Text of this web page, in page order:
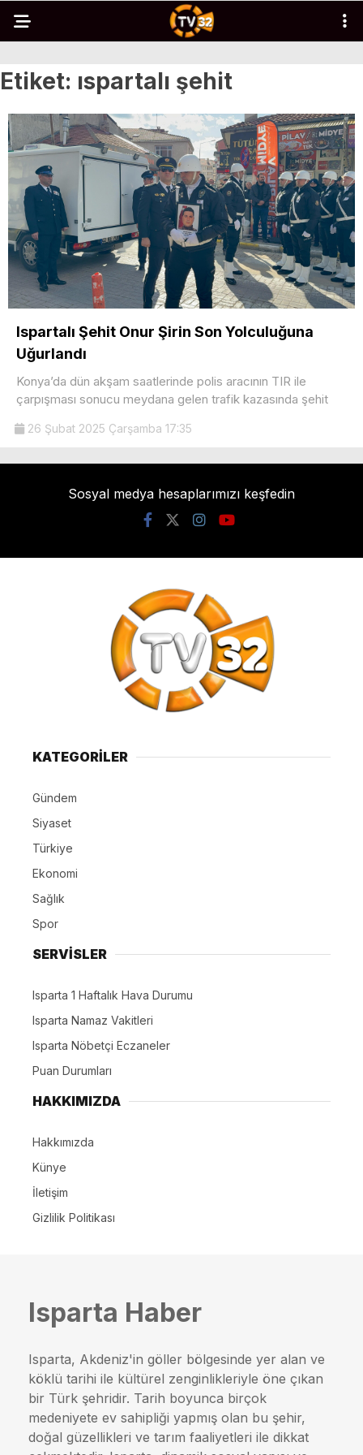
Etiket: ıspartalı şehit
Ispartalı Şehit Onur Şirin Son Yolculuğuna
Uğurlandı
Konya’da dün akşam saatlerinde polis aracının TIR ile
çarpışması sonucu meydana gelen trafik kazasında şehit
26 Şubat 2025 Çarşamba 17:35
Sosyal medya hesaplarımızı keşfedin
KATEGORİLER
Gündem
Siyaset
Türkiye
Ekonomi
Sağlık
Spor
SERVİSLER
Isparta 1 Haftalık Hava Durumu
Isparta Namaz Vakitleri
Isparta Nöbetçi Eczaneler
Puan Durumları
HAKKIMIZDA
Hakkımızda
Künye
İletişim
Gizlilik Politikası
Isparta Haber
Isparta, Akdeniz'in göller bölgesinde yer alan ve
köklü tarihi ile kültürel zenginlikleriyle öne çıkan
bir Türk şehridir. Tarih boyunca birçok
medeniyete ev sahipliği yapmış olan bu şehir,
doğal güzellikleri ve tarım faaliyetleri ile dikkat